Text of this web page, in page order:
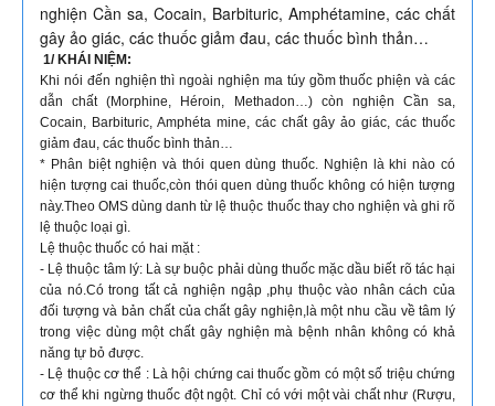
nghiện Cần sa, Cocain, Barbituric, Amphétamine, các chất
gây ảo giác, các thuốc giảm đau, các thuốc bình thản…
1/ KHÁI NIỆM:
Khi nói đến nghiện thì ngoài nghiện ma túy gồm thuốc phiện và các
dẫn chất (Morphine, Héroin, Methadon…) còn nghiện Cần sa,
Cocain, Barbituric, Amphéta mine, các chất gây ảo giác, các thuốc
giảm đau, các thuốc bình thản…
* Phân biệt nghiện và thói quen dùng thuốc. Nghiện là khi nào có
hiện tượng cai thuốc,còn thói quen dùng thuốc không có hiện tượng
này.Theo OMS dùng danh từ lệ thuộc thuốc thay cho nghiện và ghi rõ
lệ thuộc loại gì.
Lệ thuộc thuốc có hai mặt :
- Lệ thuộc tâm lý: Là sự buộc phải dùng thuốc mặc dầu biết rõ tác hại
của nó.Có trong tất cả nghiện ngập ,phụ thuộc vào nhân cách của
đối tượng và bản chất của chất gây nghiện,là một nhu cầu về tâm lý
trong việc dùng một chất gây nghiện mà bệnh nhân không có khả
năng tự bỏ được.
- Lệ thuộc cơ thể : Là hội chứng cai thuốc gồm có một số triệu chứng
cơ thể khi ngừng thuốc đột ngột. Chỉ có với một vài chất như (Rượu,